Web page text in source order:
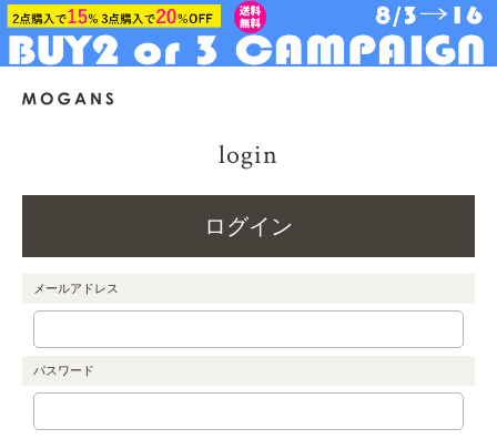
login
ログイン
メールアドレス
パスワード